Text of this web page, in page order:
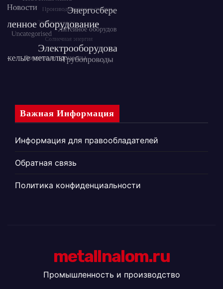
Важная Информация
Информация для правообладателей
Обратная связь
Политика конфиденциальности
metallnalom.ru
Промышленность и производство